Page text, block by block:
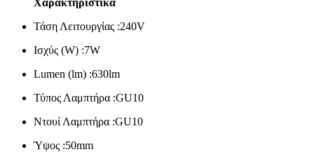
Χαρακτηριστικά
Τάση Λειτουργίας :240V
Ισχύς (W) :7W
Lumen (lm) :630lm
Τύπος Λαμπτήρα :GU10
Ντουί Λαμπτήρα :GU10
Ύψος :50mm